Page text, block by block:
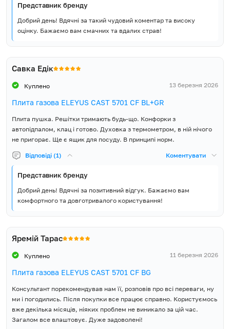
Представник бренду
Добрий день! Вдячні за такий чудовий коментар та високу
оцінку. Бажаємо вам смачних та вдалих страв!
Савка Едік
Куплено 13 березня 2026
Плита газова ELEYUS CAST 5701 CF BL+GR
Плита пушка. Решітки тримають будь-що. Конфорки з
автопідпалом, клац і готово. Духовка з термометром, в ній нічого
не пригорає. Ще є ящик для посуду. В принципі норм.
Відповіді (1) Коментувати
Представник бренду
Добрий день! Вдячні за позитивний відгук. Бажаємо вам
комфортного та довготривалого користування!
Яремій Тарас
Куплено 11 березня 2026
Плита газова ELEYUS CAST 5701 CF BG
Консультант порекомендував нам її, розповів про всі переваги, ну
ми і погодились. Після покупки все працює справно. Користуємось
вже декілька місяців, ніяких проблем не виникало за цій час.
Загалом все влаштовує. Дуже задоволені!